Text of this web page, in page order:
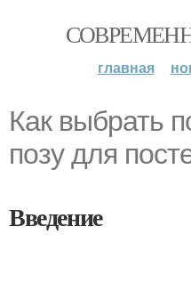
главная
Как выбрать
позу для
Введение